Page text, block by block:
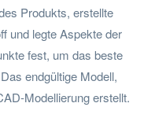
Produkts, erstellte
und legte Aspekte der
fest, um das beste
endgültige Modell,
Modellierung erstellt.